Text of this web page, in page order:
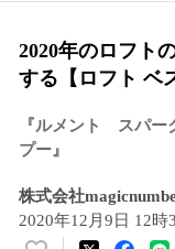
2020年のロフト
する【ロフト ベ
『ルメント スパ
プー』
株式会社
2020年12月9日 12時